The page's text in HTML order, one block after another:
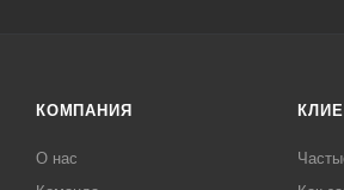
КОМПАНИЯ
О нас